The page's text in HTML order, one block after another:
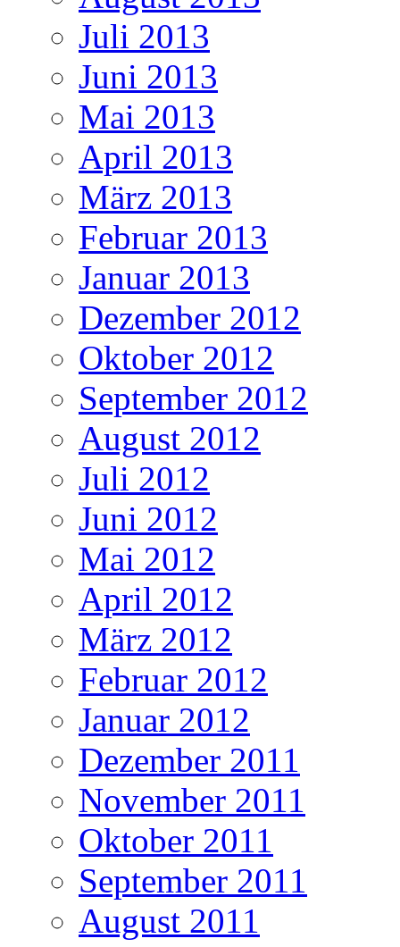
Juli 2013
Juni 2013
Mai 2013
April 2013
März 2013
Februar 2013
Januar 2013
Dezember 2012
Oktober 2012
September 2012
August 2012
Juli 2012
Juni 2012
Mai 2012
April 2012
März 2012
Februar 2012
Januar 2012
Dezember 2011
November 2011
Oktober 2011
September 2011
August 2011